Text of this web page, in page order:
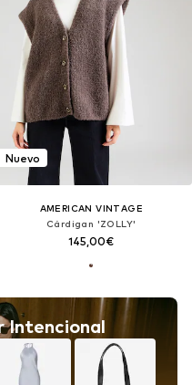
Intencional
Nuevo
AMERICAN VINTAGE
Cárdigan 'ZOLLY'
145,00€